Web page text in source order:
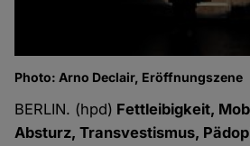
Photo: Arno Declair, Eröffnungszene
BERLIN. (hpd) Fettleibigkeit,
Absturz, Transvestismus,